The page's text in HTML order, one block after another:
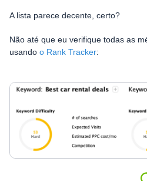
A lista parece decente, certo?
Não até que eu verifique todas as
usando o Rank Tracker: